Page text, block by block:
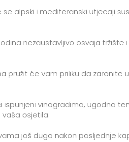
alpski i mediteranski utjecaji
nezaustavljivo osvaja tržište
pružit će vam priliku da
ispunjeni vinogradima, ugodna
osjetila.
još dugo nakon posljednje